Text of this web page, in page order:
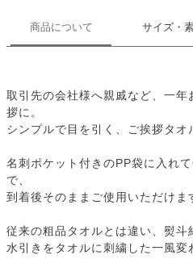
商品について サイズ・
取引先の会社様へ親戚など、一
拶に。
シンプルで目を引く、ご挨拶タオ
名刺ポケット付きのPP袋に入れ
で、
到着後そのままご使用いただけま
従来の粗品タオルとは違い、熨斗
水引きをタオルに刺繍した一風変